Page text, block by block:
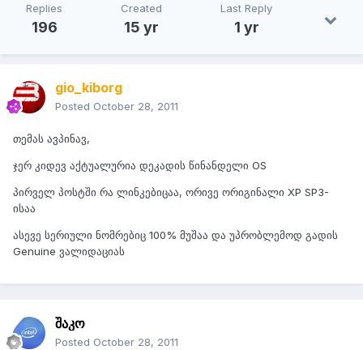
Replies
196
Created
15 yr
Last Reply
1 yr
gio_kiborg
Posted October 28, 2011
თემას ავპინავ,
ჯერ კიდევ აქტუალურია დეკადის წინანდელი OS
პირველ პოსტში რა ლინკებიცაა, ორივე ორიგინალი XP SP3-
ისაა
ასევე სერიული ნომრებიც 100% მუშაა და უპრობლემოდ გადის
Genuine ვალიდაციას
შაკო
Posted October 28, 2011